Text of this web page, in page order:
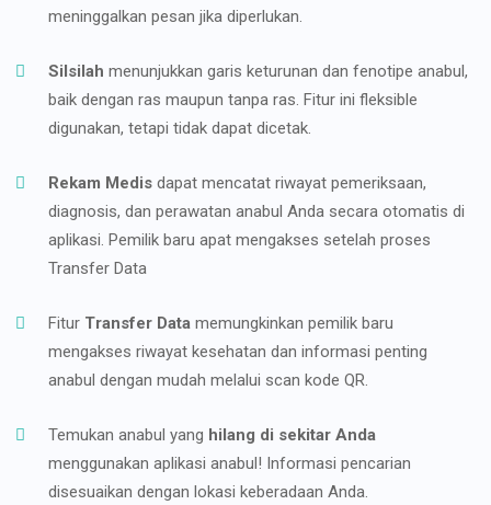
meninggalkan pesan jika diperlukan.
Silsilah menunjukkan garis keturunan dan fenotipe anabul,
baik dengan ras maupun tanpa ras. Fitur ini fleksible
digunakan, tetapi tidak dapat dicetak.
Rekam Medis dapat mencatat riwayat pemeriksaan,
diagnosis, dan perawatan anabul Anda secara otomatis di
aplikasi. Pemilik baru apat mengakses setelah proses
Transfer Data
Fitur Transfer Data memungkinkan pemilik baru
mengakses riwayat kesehatan dan informasi penting
anabul dengan mudah melalui scan kode QR.
Temukan anabul yang hilang di sekitar Anda
menggunakan aplikasi anabul! Informasi pencarian
disesuaikan dengan lokasi keberadaan Anda.